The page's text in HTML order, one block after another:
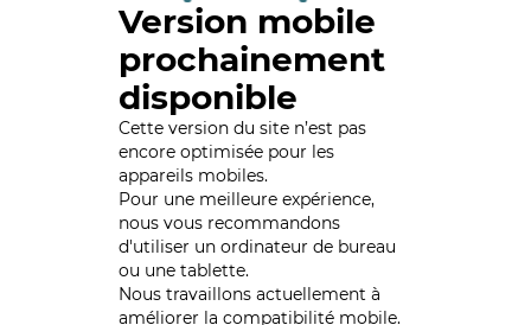
Version mobile
prochainement
disponible
Cette version du site n’est pas
encore optimisée pour les
appareils mobiles.
Pour une meilleure expérience,
nous vous recommandons
d'utiliser un ordinateur de bureau
ou une tablette.
Nous travaillons actuellement à
améliorer la compatibilité mobile.